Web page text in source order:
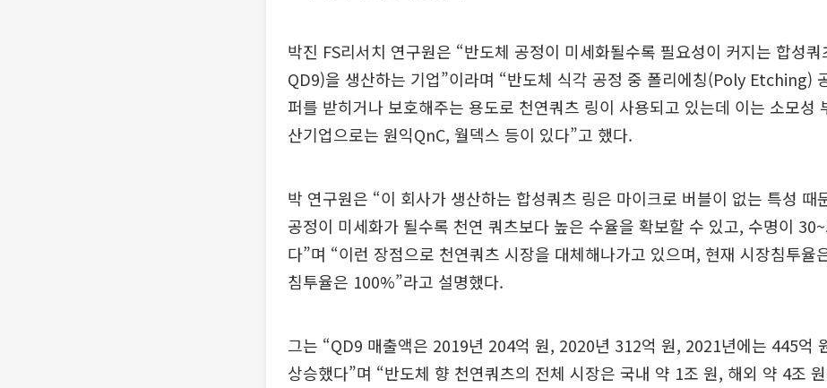
박진 FS리서치 연구원은 “반도체 공정이 미세화될수록 필요성이 커지는 합성쿼
QD9)을 생산하는 기업”이라며 “반도체 식각 공정 중 폴리에칭(Poly Etching)
퍼를 받히거나 보호해주는 용도로 천연쿼츠 링이 사용되고 있는데 이는 소모성
산기업으로는 원익QnC, 월덱스 등이 있다”고 했다.
박 연구원은 “이 회사가 생산하는 합성쿼츠 링은 마이크로 버블이 없는 특성 때
공정이 미세화가 될수록 천연 쿼츠보다 높은 수율을 확보할 수 있고, 수명이
다”며 “이런 장점으로 천연쿼츠 시장을 대체해나가고 있으며, 현재 시장침투율
침투율은 100%”라고 설명했다.
그는 “QD9 매출액은 2019년 204억 원, 2020년 312억 원, 2021년에는 445억
상승했다”며 “반도체 향 천연쿼츠의 전체 시장은 국내 약 1조 원, 해외 약 4조